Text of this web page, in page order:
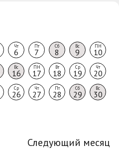
Чт
6
Пт
7
Сб
8
Вс
9
ПН
10
Вс
16
ПН
17
Вт
18
Ср
19
Чт
20
Ср
26
Чт
27
Пт
28
Сб
29
Вс
30
Следующий месяц